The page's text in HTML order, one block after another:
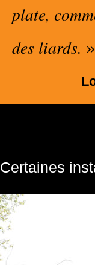
plate,
des liards. »
Certaines